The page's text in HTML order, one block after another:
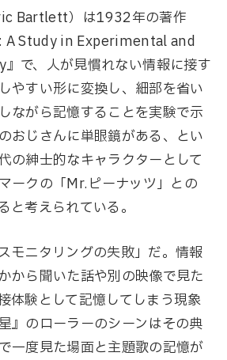
Bartlett）は1932年の著作
A Study in Experimental and
で、人が見慣れない情報に接す
やすい形に変換し、細部を省い
ながら記憶することを実験で示
おじさんに単眼鏡がある、とい
の紳士的なキャラクターとして
ークの「Mr.ピーナッツ」との
と考えられている。
モニタリングの失敗」だ。情報
から聞いた話や別の映像で見た
体験として記憶してしまう現象
』のローラーのシーンはその典
一度見た場面と主題歌の記憶が